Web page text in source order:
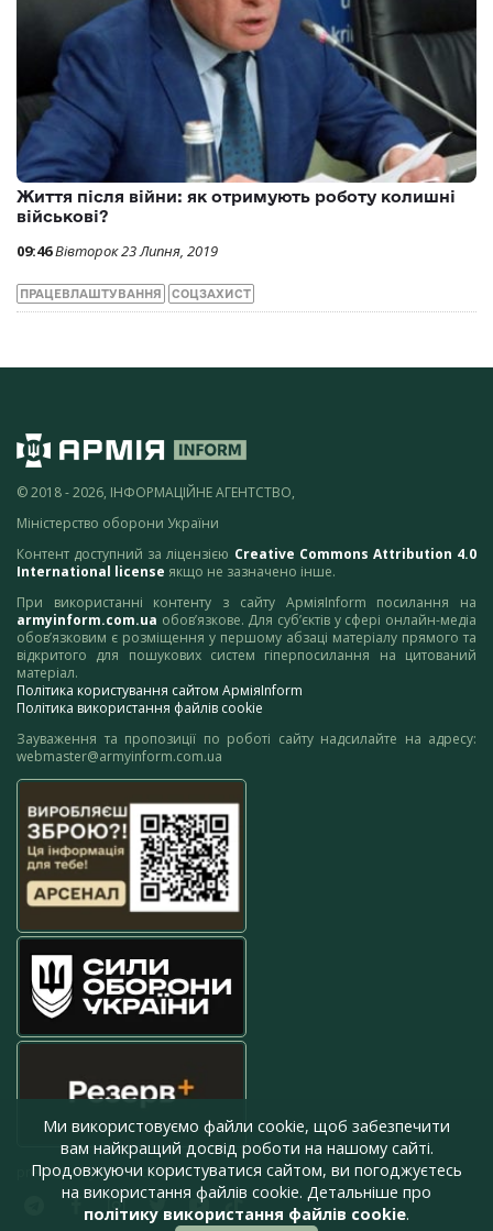
Життя після війни: як отримують роботу колишні
військові?
09:46Вівторок 23 Липня, 2019
ПРАЦЕВЛАШТУВАННЯ СОЦЗАХИСТ
© 2018 - 2026, ІНФОРМАЦІЙНЕ АГЕНТСТВО,
Міністерство оборони України
Контент доступний за ліцензією Creative Commons Attribution 4.0
International license якщо не зазначено інше.
При використанні контенту з сайту АрміяInform посилання на
armyinform.com.ua обов’язкове. Для суб’єктів у сфері онлайн-медіа
обов’язковим є розміщення у першому абзаці матеріалу прямого та
відкритого для пошукових систем гіперпосилання на цитований
матеріал.
Політика користування сайтом АрміяInform
Політика використання файлів cookie
Зауваження та пропозиції по роботі сайту надсилайте на адресу:
webmaster@armyinform.com.ua
press@armyinform.com.ua
Ми використовуємо файли cookie, щоб забезпечити
вам найкращий досвід роботи на нашому сайті.
Продовжуючи користуватися сайтом, ви погоджуєтесь
на використання файлів cookie. Детальніше про
політику використання файлів cookie.